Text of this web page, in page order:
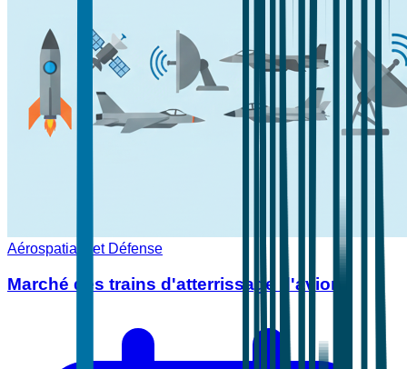
Aérospatiale et Défense
Marché des trains d'atterrissage d'avion